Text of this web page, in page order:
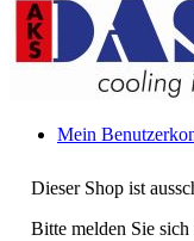
Dieser Shop ist
Bitte melden Sie
Mein